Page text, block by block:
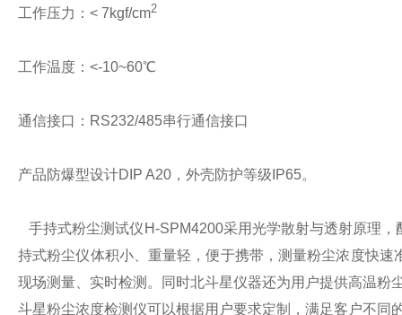
工作压力：< 7kgf/cm2
工作温度：<-10~60℃
通信接口：RS232/485串行通信接口
产品防爆型设计DIP A20，外壳防护等级IP65。
手持式粉尘测试仪H-SPM4200采用光学散射与透射原理
持式粉尘仪体积小、重量轻，便于携带，测量粉尘浓度快
现场测量、实时检测。同时北斗星仪器还为用户提供高温
斗星粉尘浓度检测仪可以根据用户要求定制，满足客户不同